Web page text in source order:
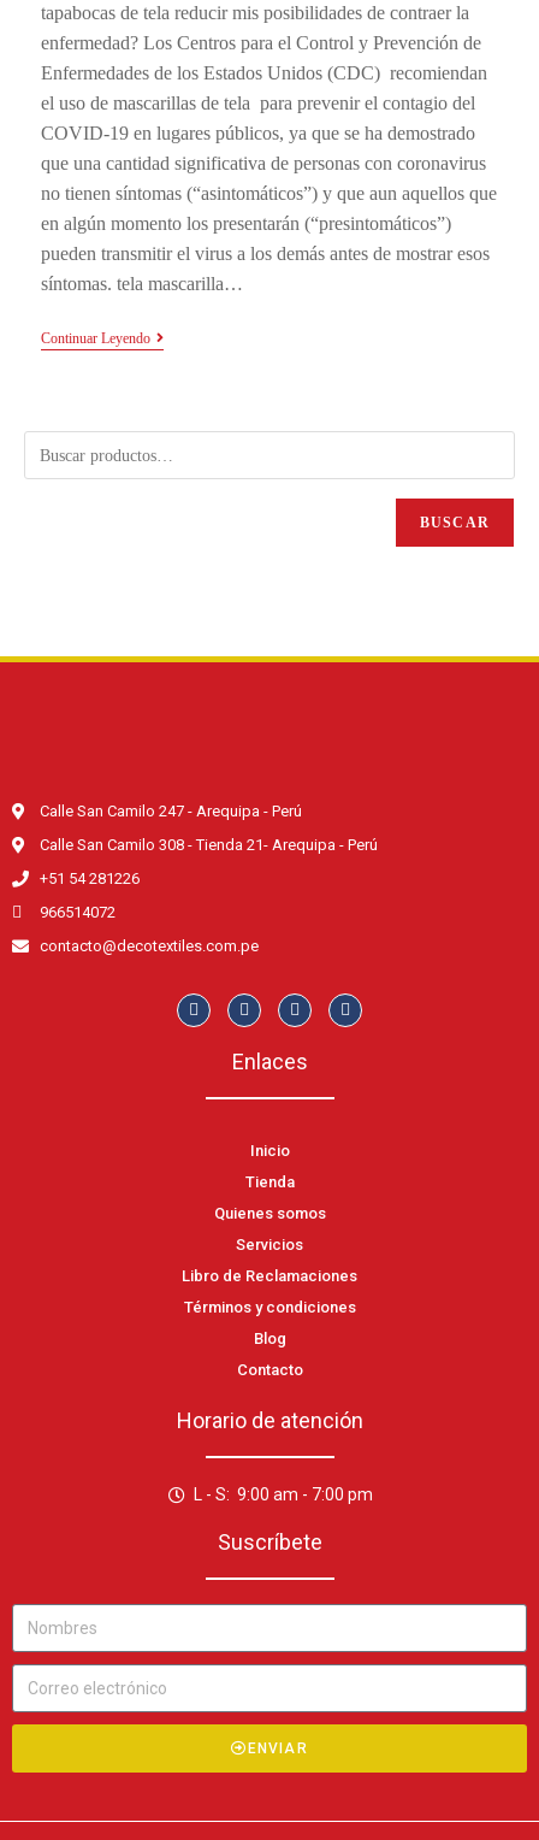
tapabocas de tela reducir mis posibilidades de contraer la
enfermedad? Los Centros para el Control y Prevención de
Enfermedades de los Estados Unidos (CDC) recomiendan
el uso de mascarillas de tela para prevenir el contagio del
COVID-19 en lugares públicos, ya que se ha demostrado
que una cantidad significativa de personas con coronavirus
no tienen síntomas (“asintomáticos”) y que aun aquellos que
en algún momento los presentarán (“presintomáticos”)
pueden transmitir el virus a los demás antes de mostrar esos
síntomas. tela mascarilla…
Continuar Leyendo
BUSCAR
Calle San Camilo 247 - Arequipa - Perú
Calle San Camilo 308 - Tienda 21- Arequipa - Perú
+51 54 281226
966514072
contacto@decotextiles.com.pe
Enlaces
Inicio
Tienda
Quienes somos
Servicios
Libro de Reclamaciones
Términos y condiciones
Blog
Contacto
Horario de atención
L - S: 9:00 am - 7:00 pm
Suscríbete
ENVIAR